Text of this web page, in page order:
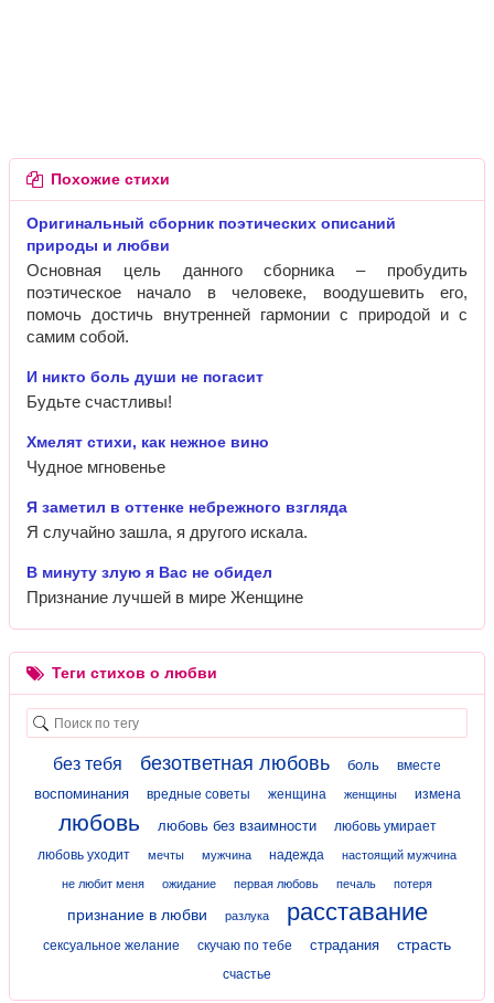
Похожие стихи
Оригинальный сборник поэтических описаний
природы и любви
Основная цель данного сборника – пробудить
поэтическое начало в человеке, воодушевить его,
помочь достичь внутренней гармонии с природой и с
самим собой.
И никто боль души не погасит
Будьте счастливы!
Хмелят стихи, как нежное вино
Чудное мгновенье
Я заметил в оттенке небрежного взгляда
Я случайно зашла, я другого искала.
В минуту злую я Вас не обидел
Признание лучшей в мире Женщине
Теги стихов о любви
без тебя безответная любовь боль вместе
воспоминания вредные советы женщина женщины измена
любовь любовь без взаимности
любовь умирает
любовь уходит
мечты мужчина надежда настоящий мужчина
не любит меня ожидание первая любовь печаль потеря
признание в любви разлука расставание
сексуальное желание скучаю по тебе страдания страсть
счастье